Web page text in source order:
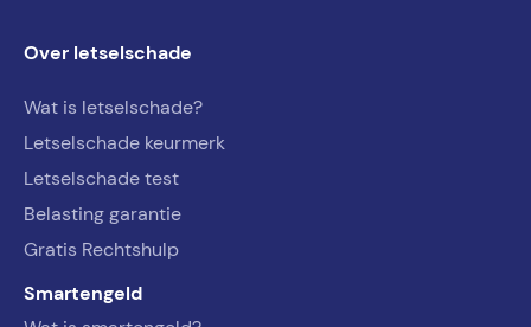
Over letselschade
Wat is letselschade?
Letselschade keurmerk
Letselschade test
Belasting garantie
Gratis Rechtshulp
Smartengeld